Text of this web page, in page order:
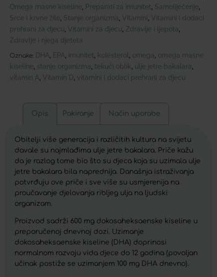
Omega masne kiseline Preparati za imunitet Samoliječenje
Srce i krvne žile Stanje organizma Vitamini Vitamini i dodaci
prehrani za djecu Vitamini za djecu Zdravlje i ljepota
Zdravlje i njega djeteta
Oznake: DHA EPA imunitet kolesterol omega omega masne
kiseline stanje organizma tekući oblik ulje jetre bakalara
vitamin A Vitamin D vitamini i dodaci prehrani za djecu
Opis Pakiranje Način uporabe
Obitelji više generacija i različitih kultura na svijetu
davale su najmlađima ulje jetre bakalara. Priče kažu
da je razlog tome bio što su djeca koja su uzimala ulje
jetre bakalara bila naprednija. Današnja istraživanja
potvrđuju ove priče i sve više su usmjerenija na
proučavanje djelovanja ribljeg ulja na ljudski
organizam.
Proizvod sadrži 600 mg dokosaheksaenske kiseline u
preporučenoj dnevnoj dozi. Uzimanje
dokosaheksaenske kiseline (DHA) doprinosi
normalnom razvoju vida djece do 12 godina (povoljan
učinak postiže se uzimanjem 100 mg DHA dnevno).